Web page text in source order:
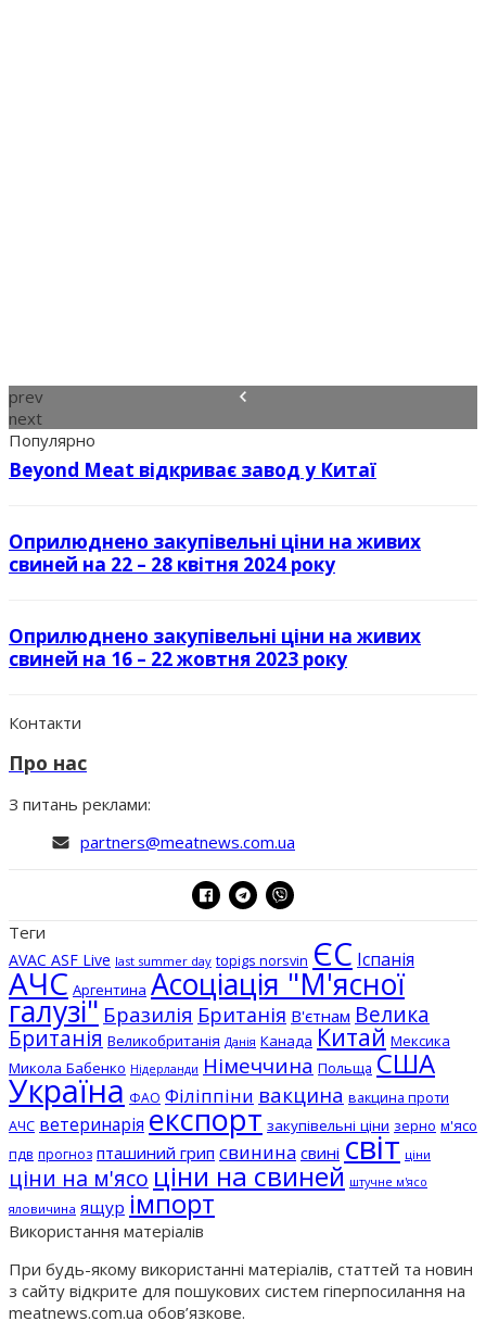
prev
next
Популярно
Beyond Meat відкриває завод у Китаї
Оприлюднено закупівельні ціни на живих
свиней на 22 – 28 квітня 2024 року
Оприлюднено закупівельні ціни на живих
свиней на 16 – 22 жовтня 2023 року
Контакти
Про нас
З питань реклами:
partners@meatnews.com.ua
Теги
AVAC ASF Live last summer day topigs norsvin ЄС Іспанія
АЧС Аргентина Асоціація "М'ясної
галузі" Бразилія Британія В'єтнам Велика
Британія Великобританія Данія Канада Китай Мексика
Микола Бабенко Нідерланди Німеччина Польща США
Україна ФАО Філіппіни вакцина вакцина проти
АЧС ветеринарія експорт закупівельні ціни зерно м'ясо
пдв прогноз пташиний грип свинина свині світ ціни
ціни на м'ясо ціни на свиней штучне м'ясо
яловичина ящур імпорт
Використання матеріалів
При будь-якому використанні матеріалів, статтей та новин
з сайту відкрите для пошукових систем гіперпосилання на
meatnews.com.ua обов’язкове.